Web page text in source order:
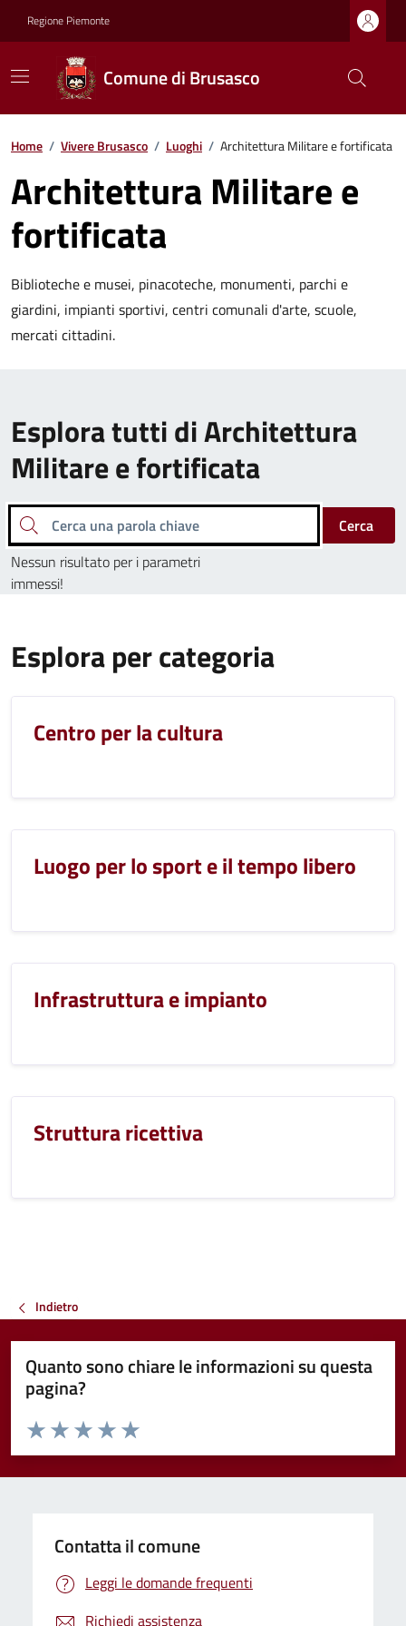
Regione Piemonte
Comune di Brusasco
Home / Vivere Brusasco / Luoghi / Architettura Militare e fortificata
Architettura Militare e
fortificata
Biblioteche e musei, pinacoteche, monumenti, parchi e
giardini, impianti sportivi, centri comunali d'arte, scuole,
mercati cittadini.
Esplora tutti di Architettura
Militare e fortificata
Cerca una parola chiave
Cerca
Nessun risultato per i parametri
immessi!
Esplora per categoria
Centro per la cultura
Luogo per lo sport e il tempo libero
Infrastruttura e impianto
Struttura ricettiva
Indietro
Quanto sono chiare le informazioni su questa
pagina?
Valuta da 1 a 5 stelle la pagina
Valuta 5 stelle su 5
Valuta 4 stelle su 5
Valuta 3 stelle su 5
Valuta 2 stelle su 5
Valuta 1 stelle su 5
Contatta il comune
Leggi le domande frequenti
Richiedi assistenza